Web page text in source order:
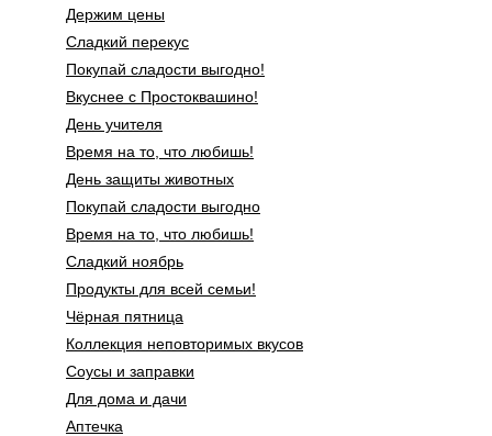
Держим цены
Сладкий перекус
Покупай сладости выгодно!
Вкуснее с Простоквашино!
День учителя
Время на то, что любишь!
День защиты животных
Покупай сладости выгодно
Время на то, что любишь!
Сладкий ноябрь
Продукты для всей семьи!
Чёрная пятница
Коллекция неповторимых вкусов
Соусы и заправки
Для дома и дачи
Аптечка